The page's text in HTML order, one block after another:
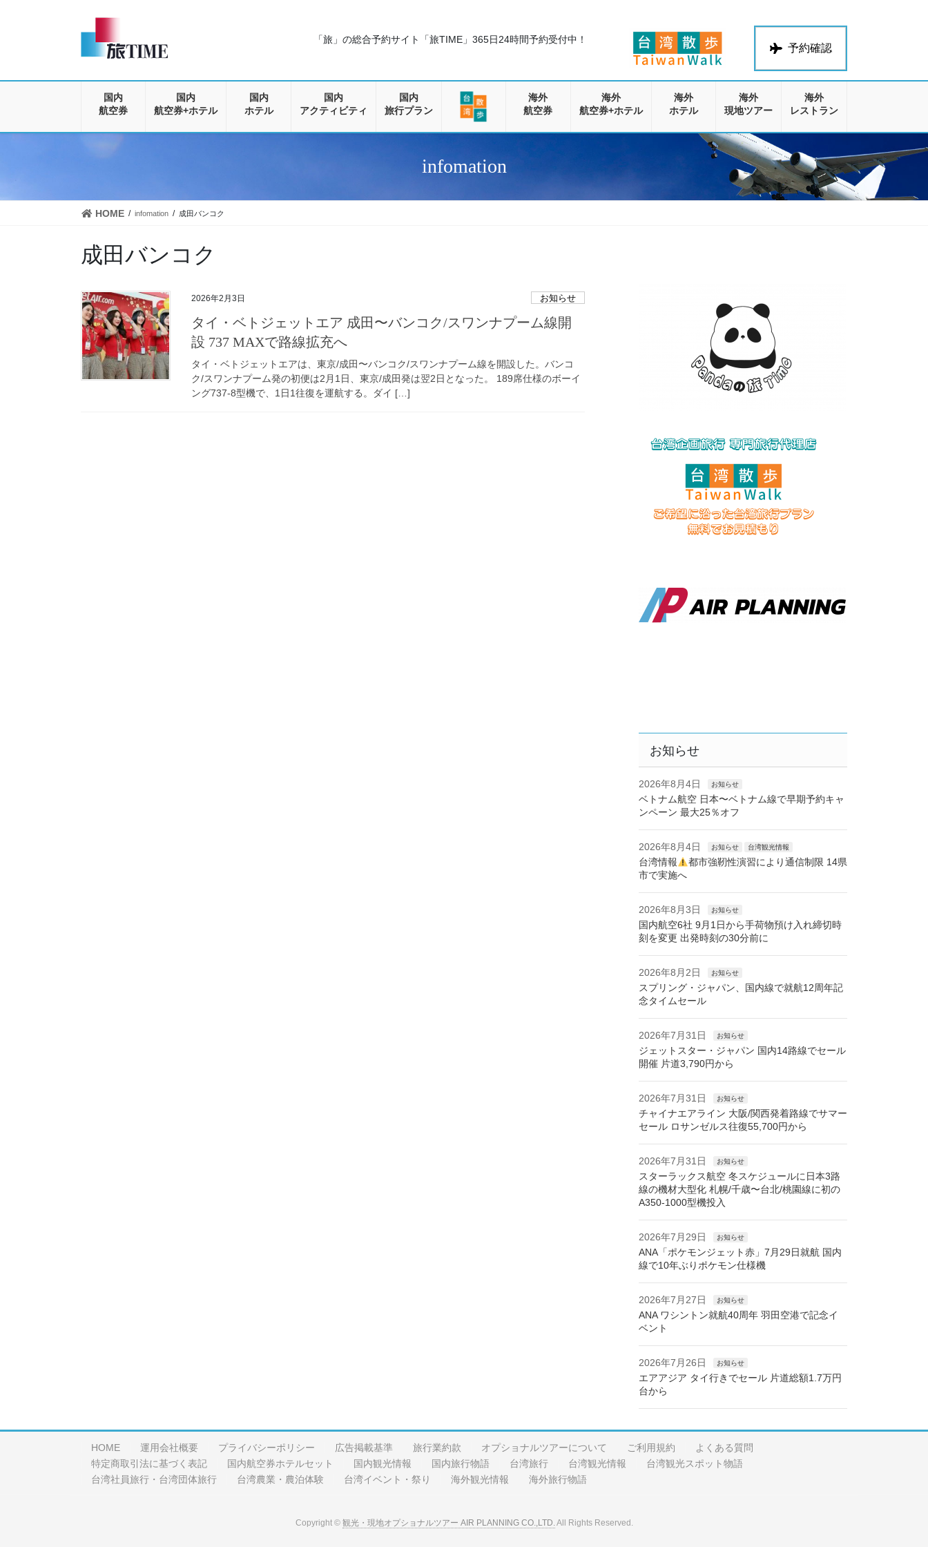
に
ョ
動
予約確認
「旅」の総合予約サイト「旅TIME」 365日24時間予約受付中！
国内
航空券
国内
航空券+ホテル
国内
ホテル
国内
アクティビティ
国内
旅行プラン
海外
航空券
海外
航空券+ホテル
海外
ホテル
海外
現地ツアー
海外
レストラン
infomation
HOME infomation 成田バンコク
成田バンコク
2026年2月3日 お知らせ
タイ・ベトジェットエア 成田〜バンコク/スワンナプーム線開
設 737 MAXで路線拡充へ
タイ・ベトジェットエアは、東京/成田〜バンコク/スワンナプーム線を開設した。バンコ
ク/スワンナプーム発の初便は2月1日、東京/成田発は翌2日となった。 189席仕様のボーイ
ング737-8型機で、1日1往復を運航する。ダイ […]
お知らせ
2026年8月4日 お知らせ
ベトナム航空 日本〜ベトナム線で早期予約キャ
ンペーン 最大25％オフ
2026年8月4日 お知らせ 台湾観光情報
台湾情報
都市強靭性演習により通信制限 14県
市で実施へ
2026年8月3日 お知らせ
国内航空6社 9月1日から手荷物預け入れ締切時
刻を変更 出発時刻の30分前に
2026年8月2日 お知らせ
スプリング・ジャパン、国内線で就航12周年記
念タイムセール
2026年7月31日 お知らせ
ジェットスター・ジャパン 国内14路線でセール
開催 片道3,790円から
2026年7月31日 お知らせ
チャイナエアライン 大阪/関西発着路線でサマー
セール ロサンゼルス往復55,700円から
2026年7月31日 お知らせ
スターラックス航空 冬スケジュールに日本3路
線の機材大型化 札幌/千歳〜台北/桃園線に初の
A350-1000型機投入
2026年7月29日 お知らせ
ANA「ポケモンジェット赤」7月29日就航 国内
線で10年ぶりポケモン仕様機
2026年7月27日 お知らせ
ANA ワシントン就航40周年 羽田空港で記念イ
ベント
2026年7月26日 お知らせ
エアアジア タイ行きでセール 片道総額1.7万円
台から
HOME 運用会社概要 プライバシーポリシー 広告掲載基準 旅行業約款 オプショナルツアーについて ご利用規約
よくある質問
特定商取引法に基づく表記
国内航空券ホテルセット 国内観光情報 国内旅行物語 台湾旅行 台湾観光情報
台湾観光スポット物語
台湾社員旅行・台湾団体旅行
台湾農業・農泊体験 台湾イベント・祭り 海外観光情報 海外旅行物語
Copyright © 観光・現地オプショナルツアー AIR PLANNING CO.,LTD.All Rights Reserved.